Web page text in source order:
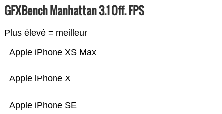
GFXBench Manhattan 3.1 Off. FPS
Plus élevé = meilleur
Apple iPhone SE
Apple iPhone X
Apple iPhone XS Max